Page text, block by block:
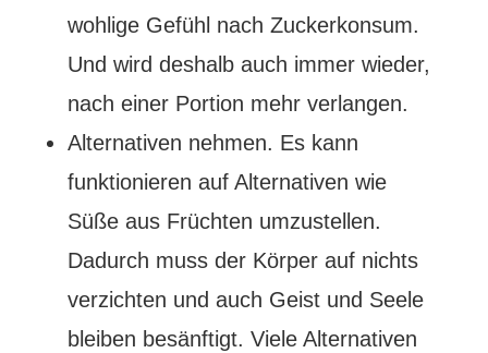
wohlige Gefühl nach Zuckerkonsum.
Und wird deshalb auch immer wieder,
nach einer Portion mehr verlangen.
Alternativen nehmen. Es kann
funktionieren auf Alternativen wie
Süße aus Früchten umzustellen.
Dadurch muss der Körper auf nichts
verzichten und auch Geist und Seele
bleiben besänftigt. Viele Alternativen